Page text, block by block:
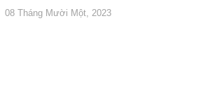
08 Tháng Mười Một, 2023